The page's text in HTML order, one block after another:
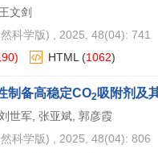
文剑
科学版)
, 2025, 48(04): 741
HTML (1062)
制备高稳定CO2吸附剂及
世军, 张亚斌, 郭彦霞
科学版)
, 2025, 48(04): 806